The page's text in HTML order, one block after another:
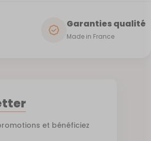
Garanties qualité
Made in France
et bénéficiez